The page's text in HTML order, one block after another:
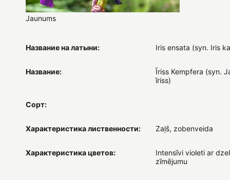
Jaunums
Название на латыни: Iris ensata (syn. Iris
Название:
Īriss Kempfera (syn.
īriss)
Сорт:
Характеристика лиственности: Zaļš, zobenveida
Характеристика цветов:
Intensīvi violeti ar
zīmējumu